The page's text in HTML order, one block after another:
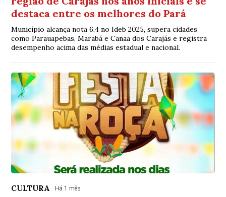
destaca entre os melhores do Pará
Município alcança nota 6,4 no Ideb 2025, supera cidades
como Parauapebas, Marabá e Canaã dos Carajás e registra
desempenho acima das médias estadual e nacional.
CULTURA Há 1 mês